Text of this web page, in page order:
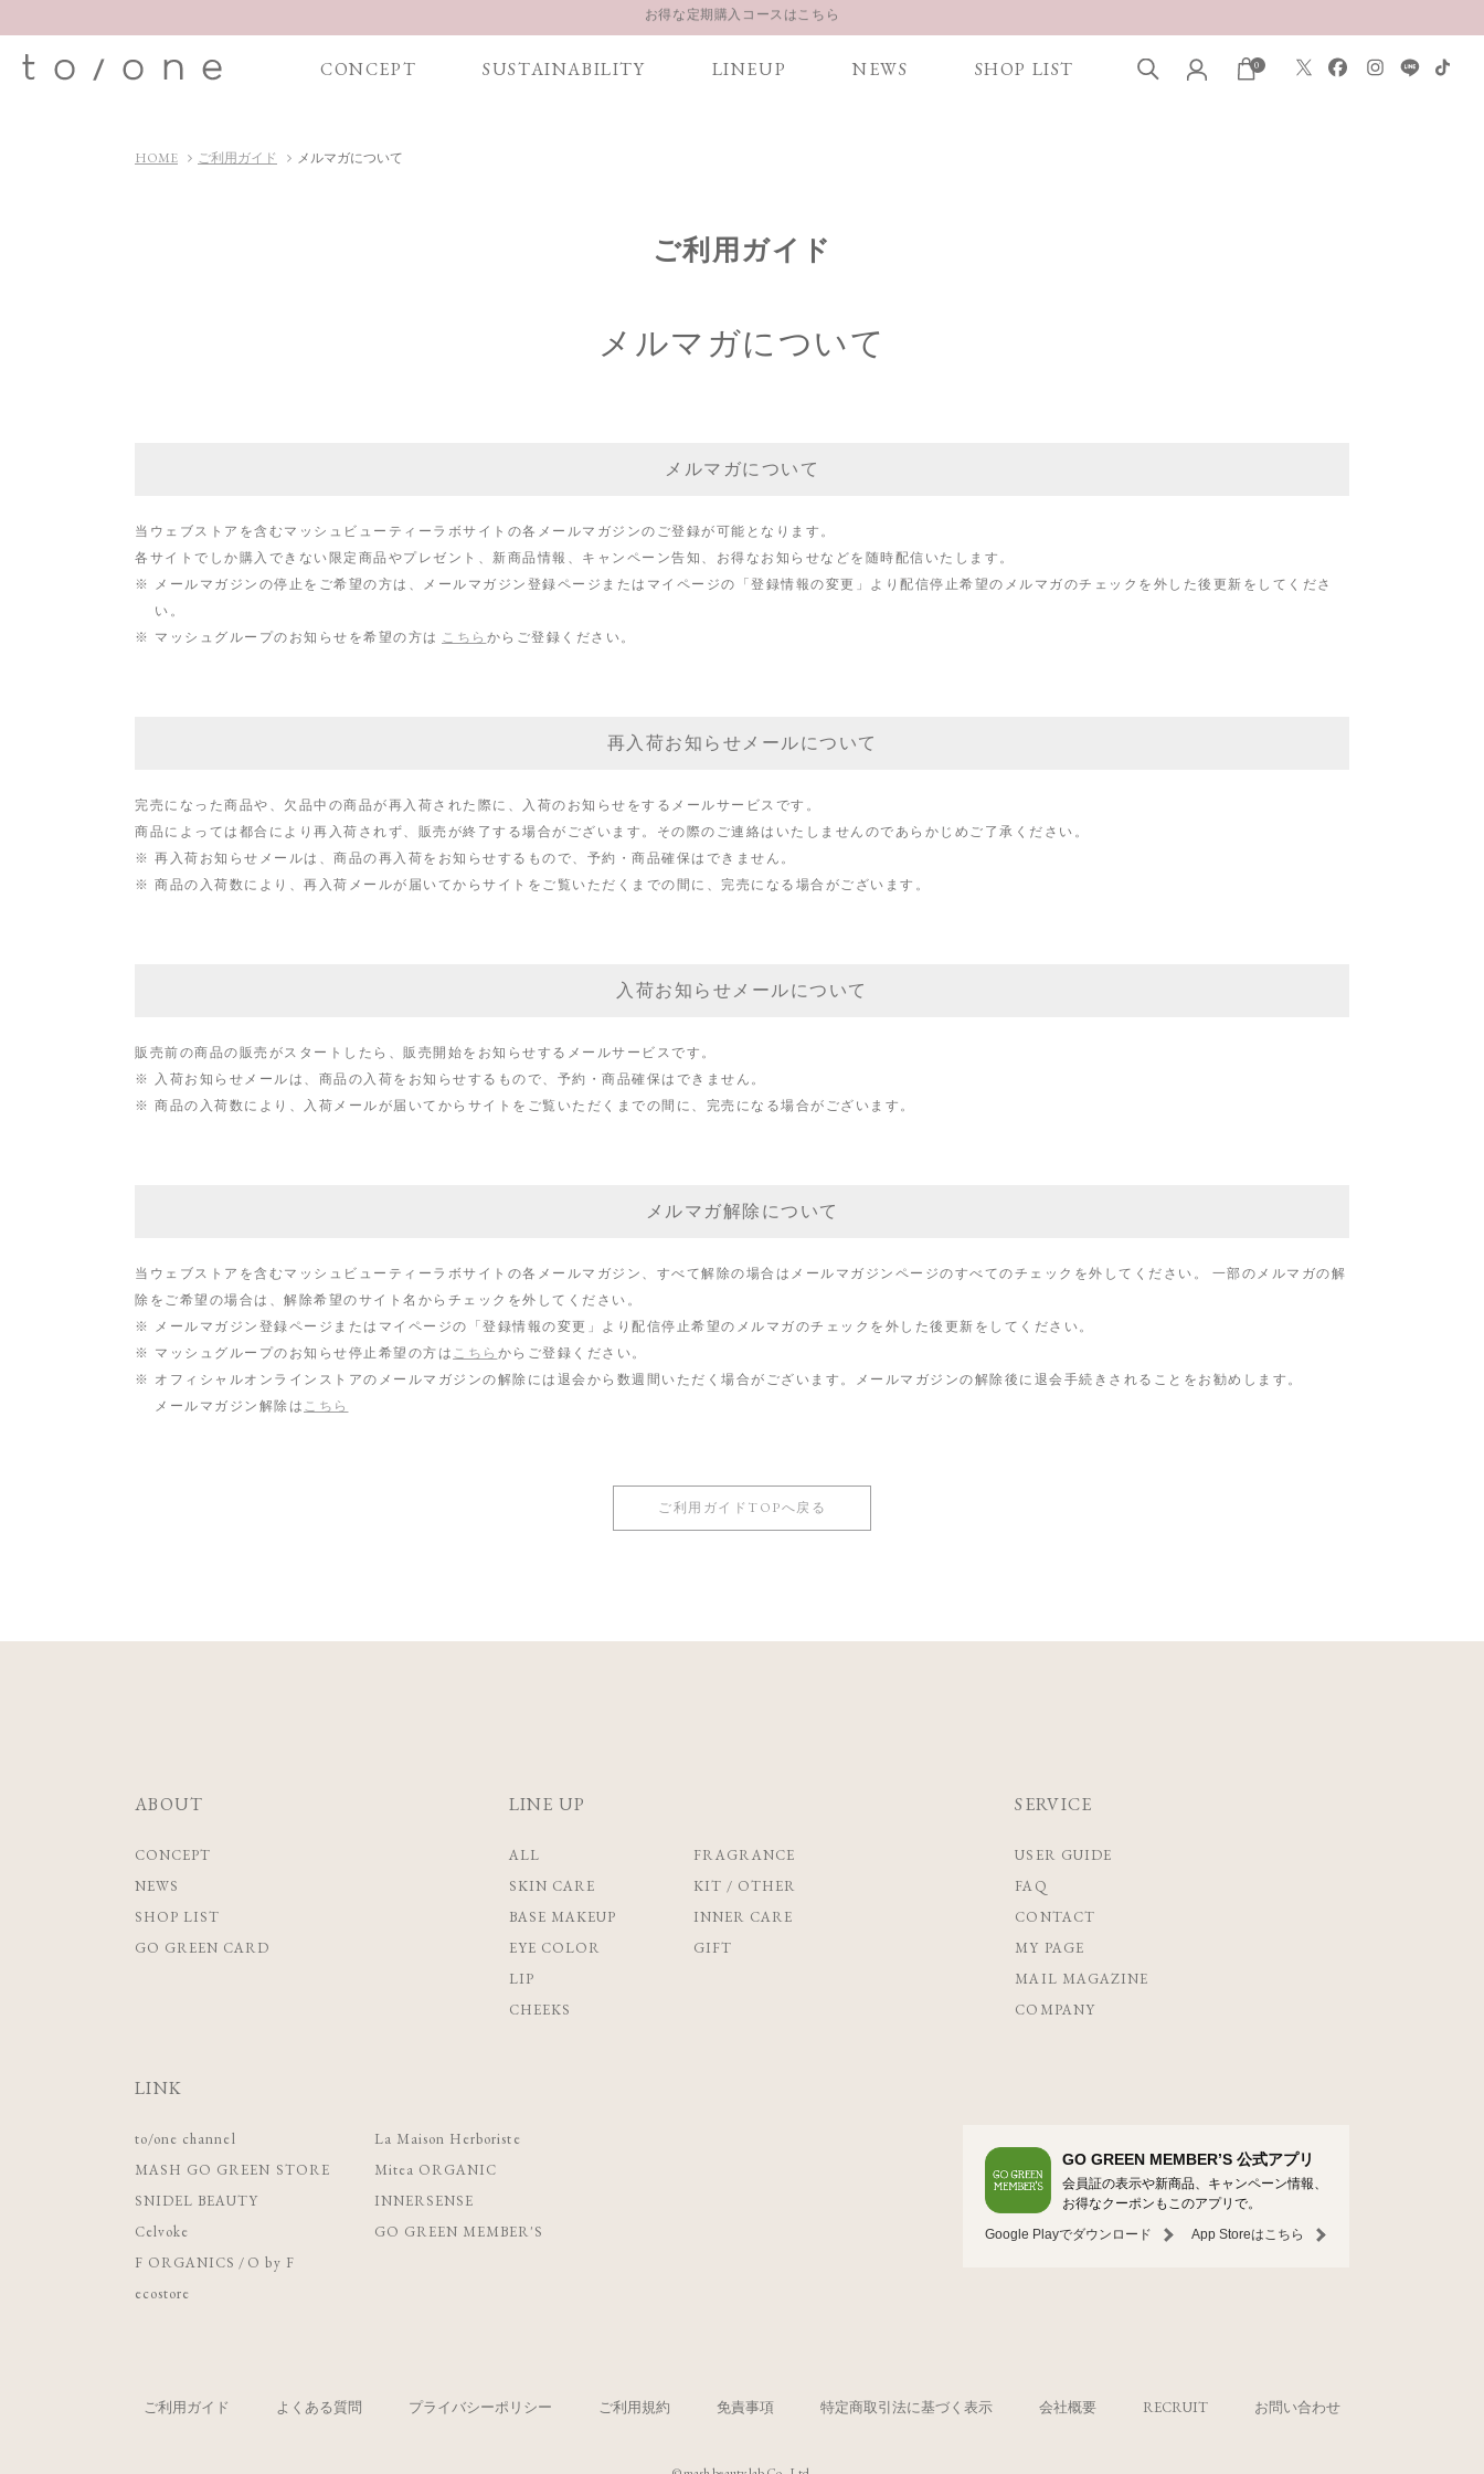
LINE お友達登録 500円OFFクーポンプレゼント
【重要】お盆期間中のお問い合わせと商品配送に関しまして
CONCEPT SUSTAINABILITY LINEUP NEWS SHOP LIST 0
HOME ご利用ガイド メルマガについて
ご利用ガイド
メルマガについて
メルマガについて
当ウェブストアを含むマッシュビューティーラボサイトの各メールマガジンのご登録が可能となります。
各サイトでしか購入できない限定商品やプレゼント、新商品情報、キャンペーン告知、お得なお知らせなどを随時配信いたします。
※ メールマガジンの停止をご希望の方は、メールマガジン登録ページまたはマイページの「登録情報の変更」より配信停止希望のメルマガのチェックを外した後更新をしてくださ
い。
※ マッシュグループのお知らせを希望の方は こちら からご登録ください。
再入荷お知らせメールについて
完売になった商品や、欠品中の商品が再入荷された際に、入荷のお知らせをするメールサービスです。
商品によっては都合により再入荷されず、販売が終了する場合がございます。その際のご連絡はいたしませんのであらかじめご了承ください。
※ 再入荷お知らせメールは、商品の再入荷をお知らせするもので、予約・商品確保はできません。
※ 商品の入荷数により、再入荷メールが届いてからサイトをご覧いただくまでの間に、完売になる場合がございます。
入荷お知らせメールについて
販売前の商品の販売がスタートしたら、販売開始をお知らせするメールサービスです。
※ 入荷お知らせメールは、商品の入荷をお知らせするもので、予約・商品確保はできません。
※ 商品の入荷数により、入荷メールが届いてからサイトをご覧いただくまでの間に、完売になる場合がございます。
メルマガ解除について
当ウェブストアを含むマッシュビューティーラボサイトの各メールマガジン、すべて解除の場合はメールマガジンページのすべてのチェックを外してください。 一部のメルマガの解
除をご希望の場合は、解除希望のサイト名からチェックを外してください。
※ メールマガジン登録ページまたはマイページの「登録情報の変更」より配信停止希望のメルマガのチェックを外した後更新をしてください。
※ マッシュグループのお知らせ停止希望の方はこちら からご登録ください。
※ オフィシャルオンラインストアのメールマガジンの解除には退会から数週間いただく場合がございます。メールマガジンの解除後に退会手続きされることをお勧めします。
メールマガジン解除はこちら
ご利用ガイドTOPへ戻る
ABOUT
CONCEPT
NEWS
SHOP LIST
GO GREEN CARD
LINE UP
ALL
SKIN CARE
BASE MAKEUP
EYE COLOR
LIP
CHEEKS
FRAGRANCE
KIT / OTHER
INNER CARE
GIFT
SERVICE
USER GUIDE
FAQ
CONTACT
MY PAGE
MAIL MAGAZINE
COMPANY
LINK
to/one channel
MASH GO GREEN STORE
SNIDEL BEAUTY
Celvoke
F ORGANICS / O by F
ecostore
La Maison Herboriste
Mitea ORGANIC
INNERSENSE
GO GREEN MEMBER'S
GO GREEN MEMBER’S 公式アプリ
会員証の表示や新商品、キャンペーン情報、
お得なクーポンもこのアプリで。
Google Playでダウンロード
App Storeはこちら
ご利用ガイド よくある質問 プライバシーポリシー ご利用規約 免責事項 特定商取引法に基づく表示 会社概要 RECRUIT お問い合わせ